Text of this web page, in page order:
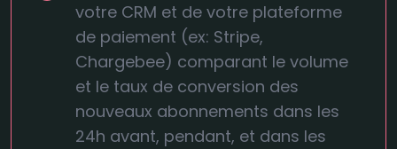
votre CRM et de votre plateforme
de paiement (ex: Stripe,
Chargebee) comparant le volume
et le taux de conversion des
nouveaux abonnements dans les
24h avant, pendant, et dans les